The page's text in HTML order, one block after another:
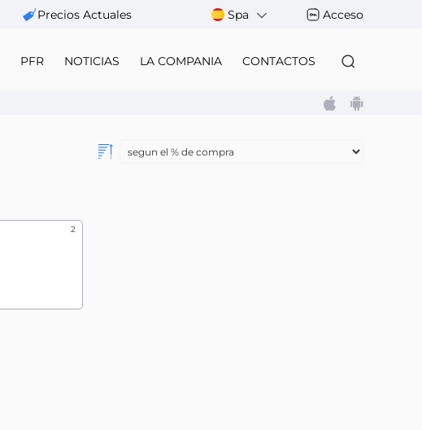
Precios Actuales Spa Acceso
PFR NOTICIAS LA COMPANIA CONTACTOS
2